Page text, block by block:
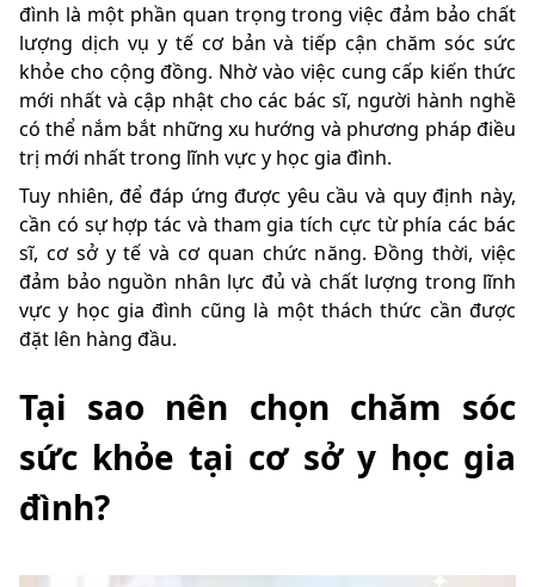
đình là một phần quan trọng trong việc đảm bảo chất
lượng dịch vụ y tế cơ bản và tiếp cận chăm sóc sức
khỏe cho cộng đồng. Nhờ vào việc cung cấp kiến thức
mới nhất và cập nhật cho các bác sĩ, người hành nghề
có thể nắm bắt những xu hướng và phương pháp điều
trị mới nhất trong lĩnh vực y học gia đình.
Tuy nhiên, để đáp ứng được yêu cầu và quy định này,
cần có sự hợp tác và tham gia tích cực từ phía các bác
sĩ, cơ sở y tế và cơ quan chức năng. Đồng thời, việc
đảm bảo nguồn nhân lực đủ và chất lượng trong lĩnh
vực y học gia đình cũng là một thách thức cần được
đặt lên hàng đầu.
Tại sao nên chọn chăm sóc
sức khỏe tại cơ sở y học gia
đình?